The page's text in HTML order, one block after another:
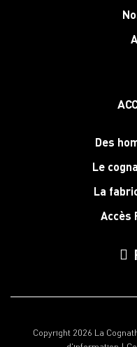
Des
Le
La
Accès
Copyright 2026 La